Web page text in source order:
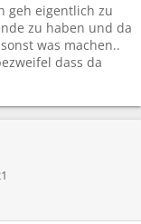
geh eigentlich zu
zu haben und da
was machen..
dass da